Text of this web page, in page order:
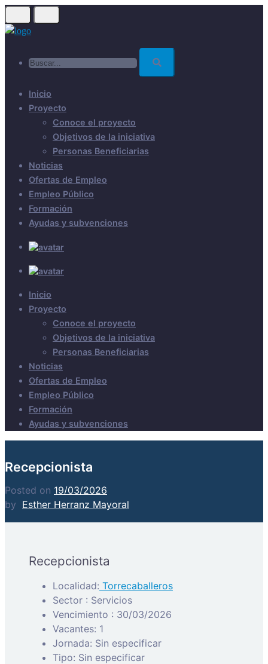
Skip
to
Inicio
Proyecto
Conoce el proyecto
Objetivos de la iniciativa
Personas Beneficiarias
Noticias
Ofertas de Empleo
Empleo Público
Formación
Ayudas y subvenciones
Inicio
Proyecto
Conoce el proyecto
Objetivos de la iniciativa
Personas Beneficiarias
Noticias
Ofertas de Empleo
Empleo Público
Formación
Ayudas y subvenciones
Recepcionista
Posted on 19/03/2026
by Esther Herranz Mayoral
Recepcionista
Localidad: Torrecaballeros
Sector : Servicios
Vencimiento : 30/03/2026
Vacantes: 1
Jornada: Sin especificar
Tipo: Sin especificar